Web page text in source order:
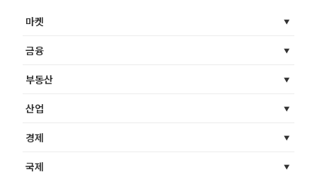
마켓
금융
부동산
산업
경제
국제